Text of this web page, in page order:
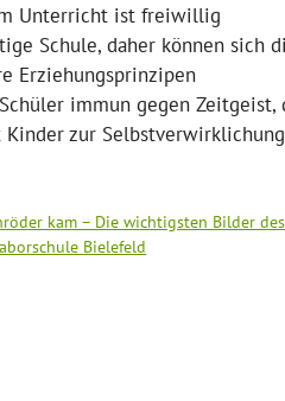
Unterricht ist freiwillig
Schule, daher können
Erziehungsprinzipen
immun gegen Zeitgeist,
zur Selbstverwirklichung
kam – Die wichtigsten Bilder
Bielefeld